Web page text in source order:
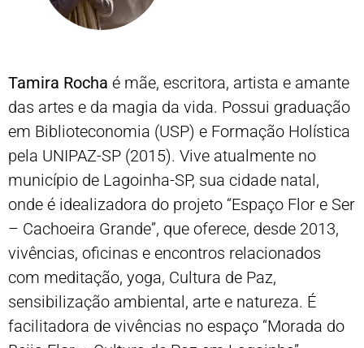
Tamira Rocha é mãe, escritora, artista e amante
das artes e da magia da vida. Possui graduação
em Biblioteconomia (USP) e Formação Holística
pela UNIPAZ-SP (2015). Vive atualmente no
município de Lagoinha-SP, sua cidade natal,
onde é idealizadora do projeto “Espaço Flor e Ser
– Cachoeira Grande”, que oferece, desde 2013,
vivências, oficinas e encontros relacionados
com meditação, yoga, Cultura de Paz,
sensibilização ambiental, arte e natureza. É
facilitadora de vivências no espaço “Morada do